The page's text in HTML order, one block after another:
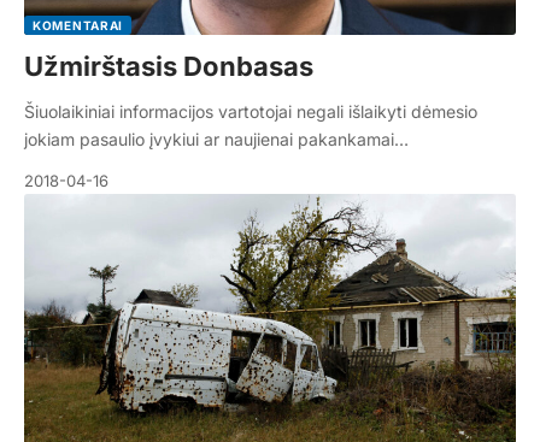
KOMENTARAI
Užmirštasis Donbasas
Šiuolaikiniai informacijos vartotojai negali išlaikyti dėmesio
jokiam pasaulio įvykiui ar naujienai pakankamai…
2018-04-16